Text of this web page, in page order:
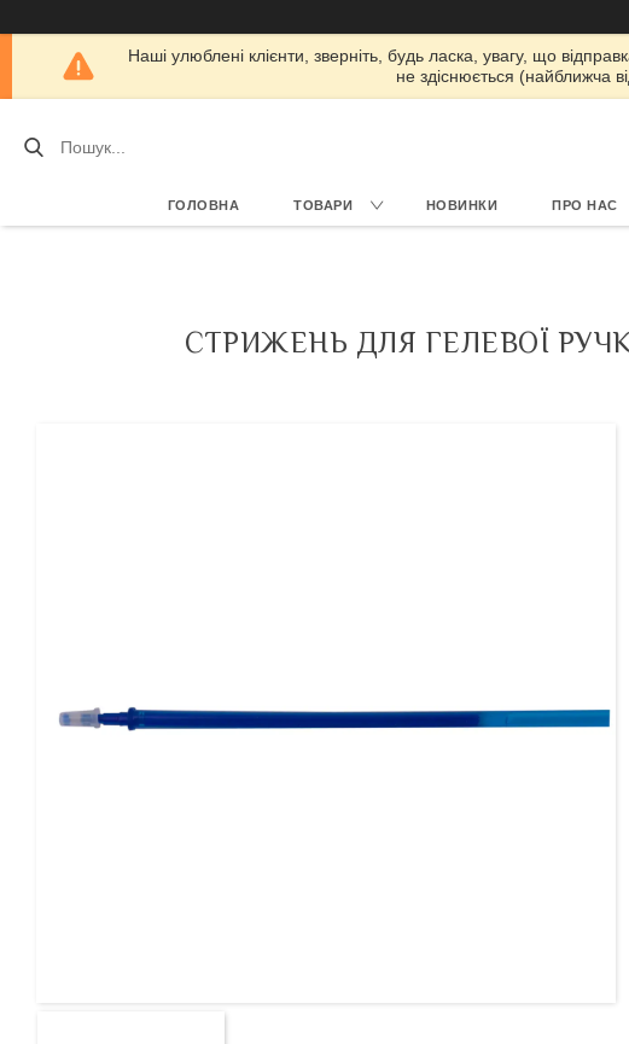
Наші улюблені клієнти, зверніть, будь ласка, увагу, що
не здіснюється (найближча
ГОЛОВНА ТОВАРИ НОВИНКИ ПРО НАС
СТРИЖЕНЬ ДЛЯ ГЕЛЕВОЇ